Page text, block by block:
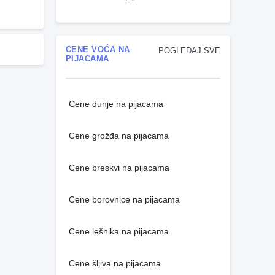
POGLEDAJ SVE
CENE VOĆA NA
PIJACAMA
Cene dunje na pijacama
Cene grožđa na pijacama
Cene breskvi na pijacama
Cene borovnice na pijacama
Cene lešnika na pijacama
Cene šljiva na pijacama